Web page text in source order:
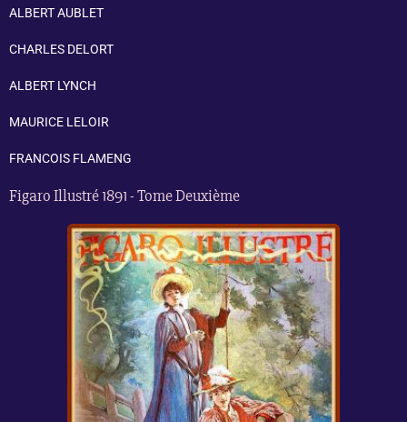
ALBERT AUBLET
CHARLES DELORT
ALBERT LYNCH
MAURICE LELOIR
FRANCOIS FLAMENG
Figaro Illustré 1891 - Tome Deuxième